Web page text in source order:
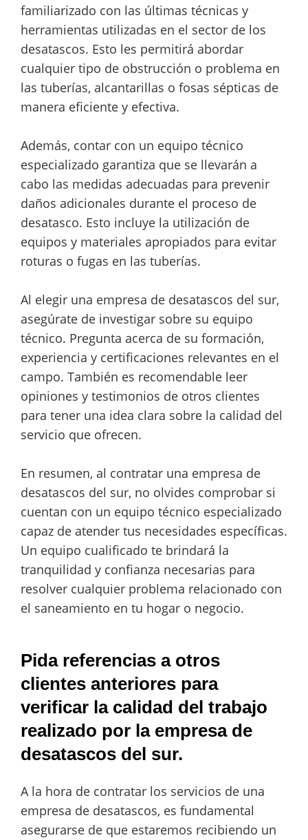
familiarizado con las últimas técnicas y
herramientas utilizadas en el sector de los
desatascos. Esto les permitirá abordar
cualquier tipo de obstrucción o problema en
las tuberías, alcantarillas o fosas sépticas de
manera eficiente y efectiva.
Además, contar con un equipo técnico
especializado garantiza que se llevarán a
cabo las medidas adecuadas para prevenir
daños adicionales durante el proceso de
desatasco. Esto incluye la utilización de
equipos y materiales apropiados para evitar
roturas o fugas en las tuberías.
Al elegir una empresa de desatascos del sur,
asegúrate de investigar sobre su equipo
técnico. Pregunta acerca de su formación,
experiencia y certificaciones relevantes en el
campo. También es recomendable leer
opiniones y testimonios de otros clientes
para tener una idea clara sobre la calidad del
servicio que ofrecen.
En resumen, al contratar una empresa de
desatascos del sur, no olvides comprobar si
cuentan con un equipo técnico especializado
capaz de atender tus necesidades específicas.
Un equipo cualificado te brindará la
tranquilidad y confianza necesarias para
resolver cualquier problema relacionado con
el saneamiento en tu hogar o negocio.
Pida referencias a otros
clientes anteriores para
verificar la calidad del trabajo
realizado por la empresa de
desatascos del sur.
A la hora de contratar los servicios de una
empresa de desatascos, es fundamental
asegurarse de que estaremos recibiendo un